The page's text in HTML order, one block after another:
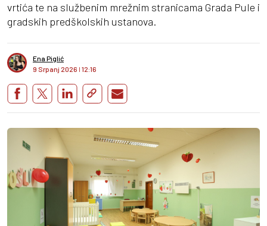
vrtića te na službenim mrežnim stranicama Grada Pule i
gradskih predškolskih ustanova.
Ena Piglić
9 Srpanj 2026 I 12:16